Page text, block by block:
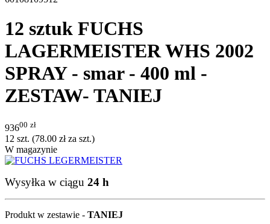
12 sztuk FUCHS
LAGERMEISTER WHS 2002
SPRAY - smar - 400 ml -
ZESTAW- TANIEJ
93600 zł
12 szt. (78.00 złza szt.)
W magazynie
Wysyłka w ciągu 24 h
Produkt w zestawie - TANIEJ